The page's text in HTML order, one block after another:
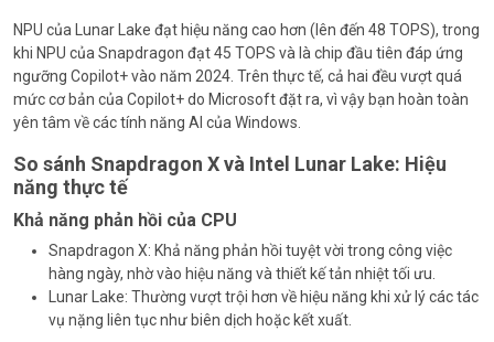
NPU của Lunar Lake đạt hiệu năng cao hơn (lên đến 48 TOPS), trong
khi NPU của Snapdragon đạt 45 TOPS và là chip đầu tiên đáp ứng
ngưỡng Copilot+ vào năm 2024. Trên thực tế, cả hai đều vượt quá
mức cơ bản của Copilot+ do Microsoft đặt ra, vì vậy bạn hoàn toàn
yên tâm về các tính năng AI của Windows.
So sánh Snapdragon X và Intel Lunar Lake: Hiệu
năng thực tế
Khả năng phản hồi của CPU
Snapdragon X: Khả năng phản hồi tuyệt vời trong công việc
hàng ngày, nhờ vào hiệu năng và thiết kế tản nhiệt tối ưu.
Lunar Lake: Thường vượt trội hơn về hiệu năng khi xử lý các tác
vụ nặng liên tục như biên dịch hoặc kết xuất.